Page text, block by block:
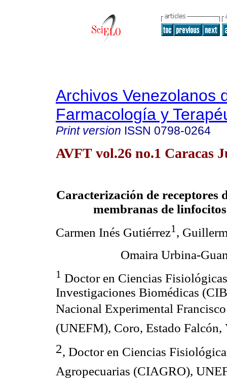
Archivos Venezolanos
Farmacología y
Print version ISSN 0798-0264
AVFT vol.26 no.1 Caracas
Caracterización de receptores
membranas de
Carmen Inés Gutiérrez1 ,
Omaira Urbina-
1 Doctor en Ciencias
Investigaciones Biomédicas
Nacional Experimental Francisco
(UNEFM), Coro, Estado Falcón,
2, Doctor en Ciencias
Agropecuarias (CIAGRO),